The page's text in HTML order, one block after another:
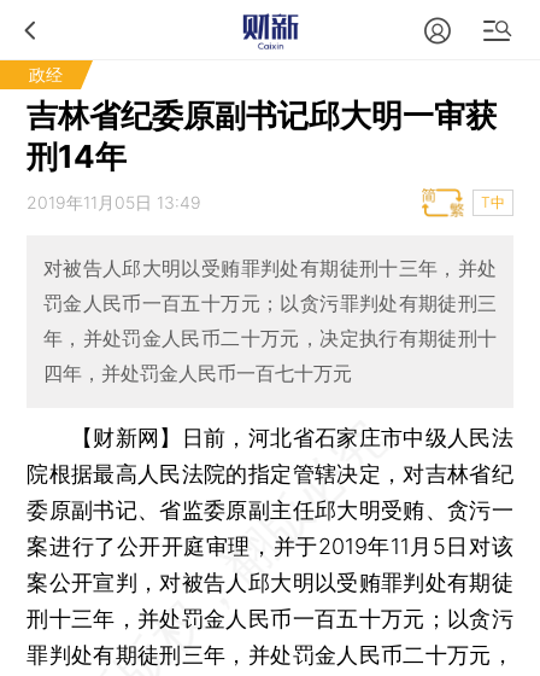
政经
吉林省纪委原副书记邱大明一审获
刑14年
2019年11月05日 13:49 T中
对被告人邱大明以受贿罪判处有期徒刑十三年，并处
罚金人民币一百五十万元；以贪污罪判处有期徒刑三
年，并处罚金人民币二十万元，决定执行有期徒刑十
四年，并处罚金人民币一百七十万元
【财新网】
日前，河北省石家庄市中级人民法
院根据最高人民法院的指定管辖决定，对吉林省纪
委原副书记、省监委原副主任邱大明受贿、贪污一
案进行了公开开庭审理，并于2019年11月5日对该
案公开宣判，对被告人邱大明以受贿罪判处有期徒
刑十三年，并处罚金人民币一百五十万元；以贪污
罪判处有期徒刑三年，并处罚金人民币二十万元，